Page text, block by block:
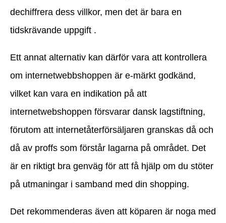
dechiffrera dess villkor, men det är bara en
tidskrävande uppgift .
Ett annat alternativ kan därför vara att kontrollera
om internetwebbshoppen är e-märkt godkänd,
vilket kan vara en indikation på att
internetwebshoppen försvarar dansk lagstiftning,
förutom att internetåterförsäljaren granskas då och
då av proffs som förstår lagarna på området. Det
är en riktigt bra genväg för att få hjälp om du stöter
på utmaningar i samband med din shopping.
Det rekommenderas även att köparen är noga med